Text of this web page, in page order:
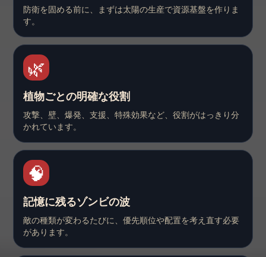
防衛を固める前に、まずは太陽の生産で資源基盤を作りま
す。
🌿
植物ごとの明確な役割
攻撃、壁、爆発、支援、特殊効果など、役割がはっきり分
かれています。
🧠
記憶に残るゾンビの波
敵の種類が変わるたびに、優先順位や配置を考え直す必要
があります。